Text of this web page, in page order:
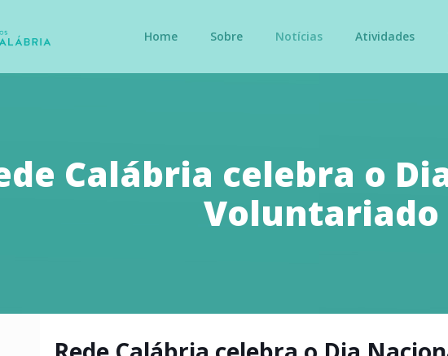
Home Sobre Notícias Atividades
Calábria celebra o
Voluntariado